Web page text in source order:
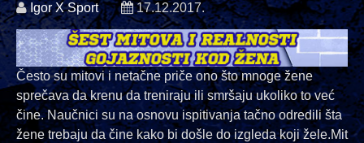
Igor X Sport 17.12.2017.
Često su mitovi i netačne priče ono što mnoge žene
sprečava da krenu da treniraju ili smršaju ukoliko to već
čine. Naučnici su na osnovu ispitivanja tačno odredili šta
žene trebaju da čine kako bi došle do izgleda koji žele.Mit